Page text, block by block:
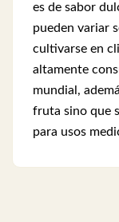
es de sabor
pueden variar
cultivarse en
altamente
mundial,
fruta sino que
para usos